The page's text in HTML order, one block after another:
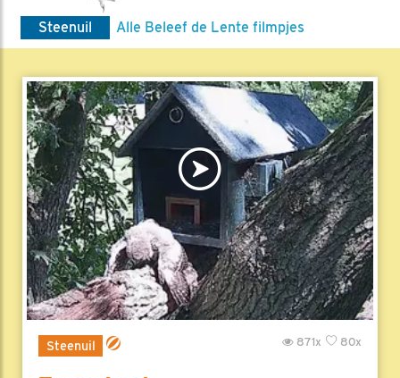
Steenuil Alle Beleef de Lente filmpjes
Steenuil 80x
871x